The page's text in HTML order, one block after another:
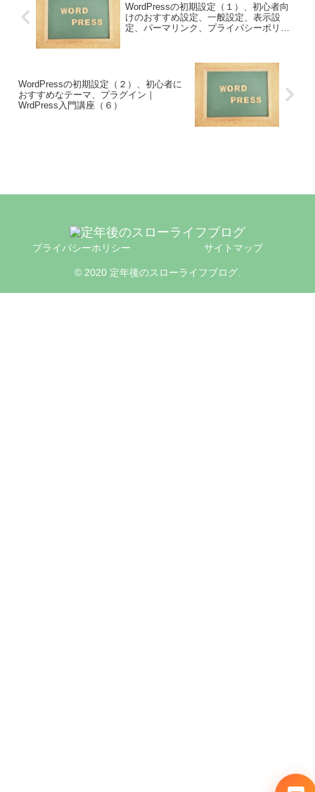
WordPressの初期設定（１）、初心者向
けのおすすめ設定、一般設定、表示設
定、パーマリンク、プライバシーポリシ
WordPressの初期設定（２）、初心者に
おすすめなテーマ、プラグイン｜
WrdPress入門講座（６）
プライバシーホリシー サイトマップ
© 2020 定年後のスローライフブログ.